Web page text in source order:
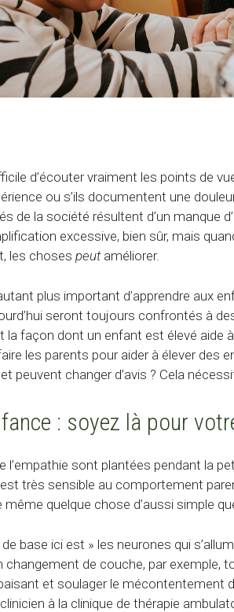
d’écouter vraiment les points de
ou s’ils documentent une
de la société résultent d’un manque
excessive, bien sûr, mais
les choses peutaméliorer.
plus important d’apprendre aux
seront toujours confrontés à
la façon dont un enfant est élevé aide
les parents pour aider à élever des
peuvent changer d’avis ? Cela
: soyez là pour
l’empathie sont plantées pendant la
très sensible au comportement
même quelque chose d’aussi simple
base ici est » les neurones qui
changement de couche, par
et soulager le mécontentement
à la clinique de thérapie